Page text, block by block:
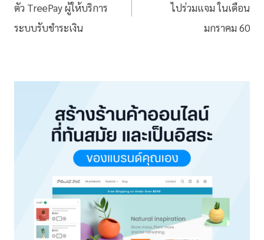
ตัว TreePay ผู้ให้บริการ
ระบบรับชำระเงิน
ไปร่วมแจม ในเดือน
มกราคม 60